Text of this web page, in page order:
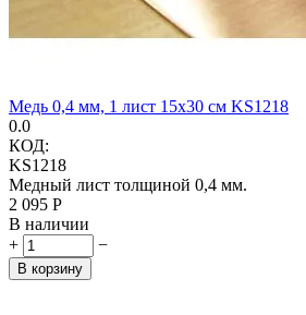
Медь 0,4 мм, 1 лист 15х30 см KS1218
0.0
КОД:
KS1218
Медный лист толщиной 0,4 мм.
2 095 Р
В наличии
+
−
В корзину